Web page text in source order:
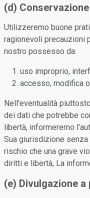
(d)
Utilizzeremo buone
ragionevoli precauzioni
nostro possesso da:
uso improprio,
accesso, modifica
Nell'eventualità
dei dati che potrebbe
libertà, informeremo
Sua giurisdizione
rischio che una grave
diritti e libertà, La
(e) Divulgazione a